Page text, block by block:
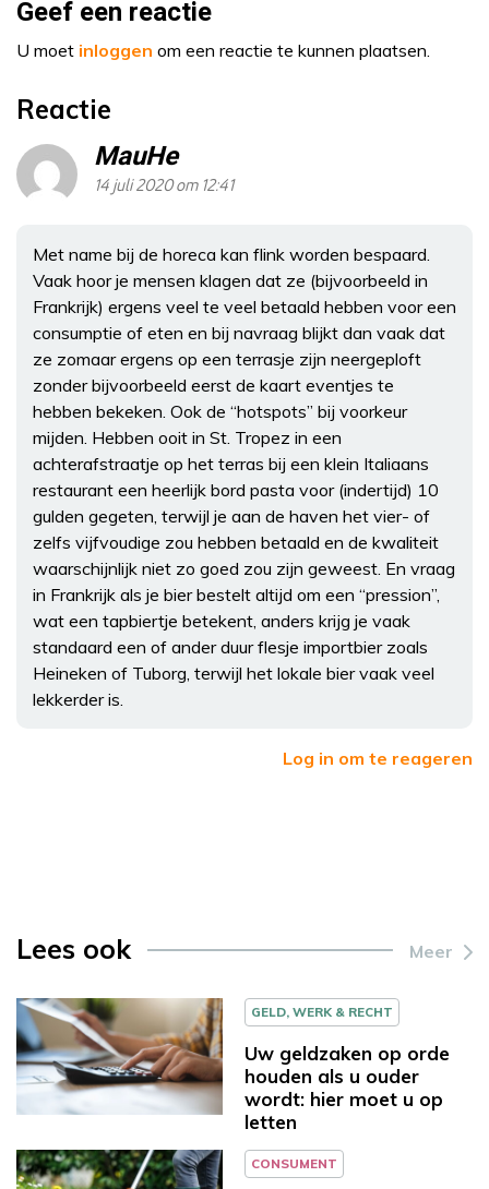
Geef een reactie
U moet inloggen om een reactie te kunnen plaatsen.
Reactie
MauHe
14 juli 2020 om 12:41
Met name bij de horeca kan flink worden bespaard.
Vaak hoor je mensen klagen dat ze (bijvoorbeeld in
Frankrijk) ergens veel te veel betaald hebben voor een
consumptie of eten en bij navraag blijkt dan vaak dat
ze zomaar ergens op een terrasje zijn neergeploft
zonder bijvoorbeeld eerst de kaart eventjes te
hebben bekeken. Ook de “hotspots” bij voorkeur
mijden. Hebben ooit in St. Tropez in een
achterafstraatje op het terras bij een klein Italiaans
restaurant een heerlijk bord pasta voor (indertijd) 10
gulden gegeten, terwijl je aan de haven het vier- of
zelfs vijfvoudige zou hebben betaald en de kwaliteit
waarschijnlijk niet zo goed zou zijn geweest. En vraag
in Frankrijk als je bier bestelt altijd om een “pression”,
wat een tapbiertje betekent, anders krijg je vaak
standaard een of ander duur flesje importbier zoals
Heineken of Tuborg, terwijl het lokale bier vaak veel
lekkerder is.
Log in om te reageren
Lees ook Meer
GELD, WERK & RECHT
Uw geldzaken op orde
houden als u ouder
wordt: hier moet u op
letten
CONSUMENT